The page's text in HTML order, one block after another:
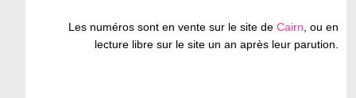
Les numéros sont en vente sur le site deCairn, ou en
lecture libre sur le site un an après leur parution.